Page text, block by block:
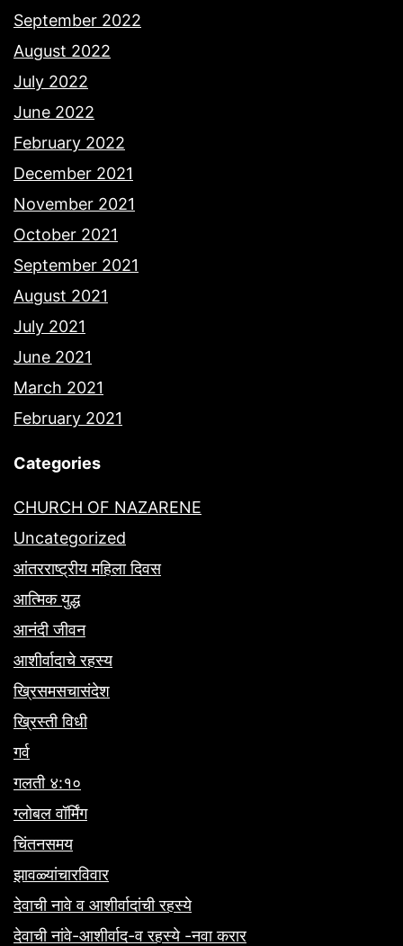
September 2022
August 2022
July 2022
June 2022
February 2022
December 2021
November 2021
October 2021
September 2021
August 2021
July 2021
June 2021
March 2021
February 2021
Categories
CHURCH OF NAZARENE
Uncategorized
आंतरराष्ट्रीय महिला दिवस
आत्मिक युद्ध
आनंदी जीवन
आशीर्वादाचे रहस्य
ख्रिसमसचासंदेश
ख्रिस्ती विधी
गर्व
गलती ४:१०
ग्लोबल वॉर्मिंग
चिंतनसमय
झावळ्यांचारविवार
देवाची नावे व आशीर्वादांची रहस्ये
देवाची नांवे-आशीर्वाद-व रहस्ये -नवा करार